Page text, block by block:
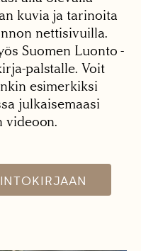
kuvia ja tarinoita
nettisivuilla.
Suomen Luonto -
palstalle. Voit
esimerkiksi
julkaisemaasi
videoon.